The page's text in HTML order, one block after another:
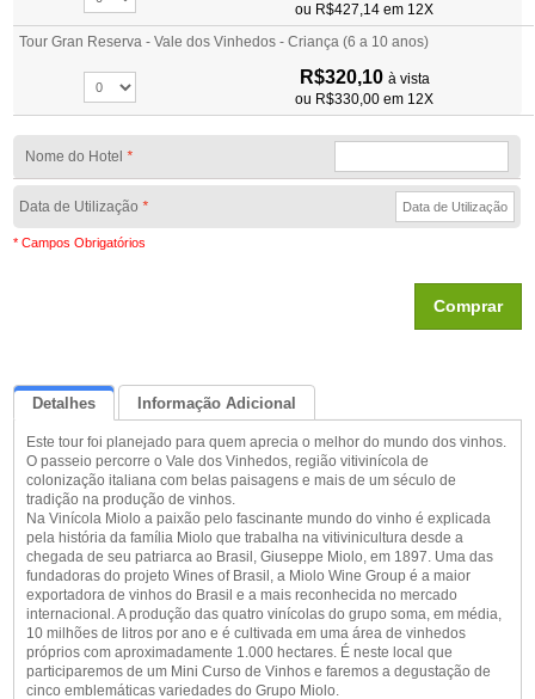
ou R$427,14 em 12X
Tour Gran Reserva - Vale dos Vinhedos - Criança (6 a 10 anos)
R$320,10 à vista
ou R$330,00 em 12X
Nome do Hotel*
Data de Utilização*
* Campos Obrigatórios
Comprar
Detalhes Informação Adicional
Queremos Saber Sua Opinião
Este tour foi planejado para quem aprecia o melhor do mundo dos vinhos.
O passeio percorre o Vale dos Vinhedos, região vitivinícola de
colonização italiana com belas paisagens e mais de um século de
tradição na produção de vinhos.
Na Vinícola Miolo a paixão pelo fascinante mundo do vinho é explicada
pela história da família Miolo que trabalha na vitivinicultura desde a
chegada de seu patriarca ao Brasil, Giuseppe Miolo, em 1897. Uma das
fundadoras do projeto Wines of Brasil, a Miolo Wine Group é a maior
exportadora de vinhos do Brasil e a mais reconhecida no mercado
internacional. A produção das quatro vinícolas do grupo soma, em média,
10 milhões de litros por ano e é cultivada em uma área de vinhedos
próprios com aproximadamente 1.000 hectares. É neste local que
participaremos de um Mini Curso de Vinhos e faremos a degustação de
cinco emblemáticas variedades do Grupo Miolo.